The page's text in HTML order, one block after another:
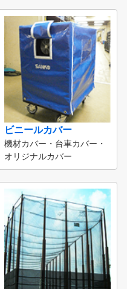
ビニールカバー
機材カバー・台車カバー・
オリジナルカバー